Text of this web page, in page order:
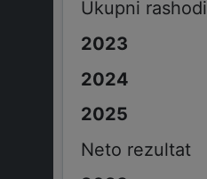
Ukupni rashodi
Neto rezultat